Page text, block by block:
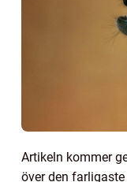
Artikeln kommer
över den